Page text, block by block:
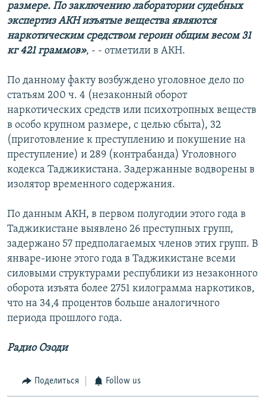
размере. По заключению лаборатории судебных
экспертиз АКН изъятые вещества являются
наркотическим средством героин общим весом 31
кг 421 граммов», - - отметили в АКН.
По данному факту возбуждено уголовное дело по
статьям 200 ч. 4 (незаконный оборот
наркотических средств или психотропных веществ
в особо крупном размере, с целью сбыта), 32
(приготовление к преступлению и покушение на
преступление) и 289 (контрабанда) Уголовного
кодекса Таджикистана. Задержанные водворены в
изолятор временного содержания.
По данным АКН, в первом полугодии этого года в
Таджикистане выявлено 26 преступных групп,
задержано 57 предполагаемых членов этих групп. В
январе-июне этого года в Таджикистане всеми
силовыми структурами республики из незаконного
оборота изъята более 2751 килограмма наркотиков,
что на 34,4 процентов больше аналогичного
периода прошлого года.
Радио Озоди
Поделиться Follow us